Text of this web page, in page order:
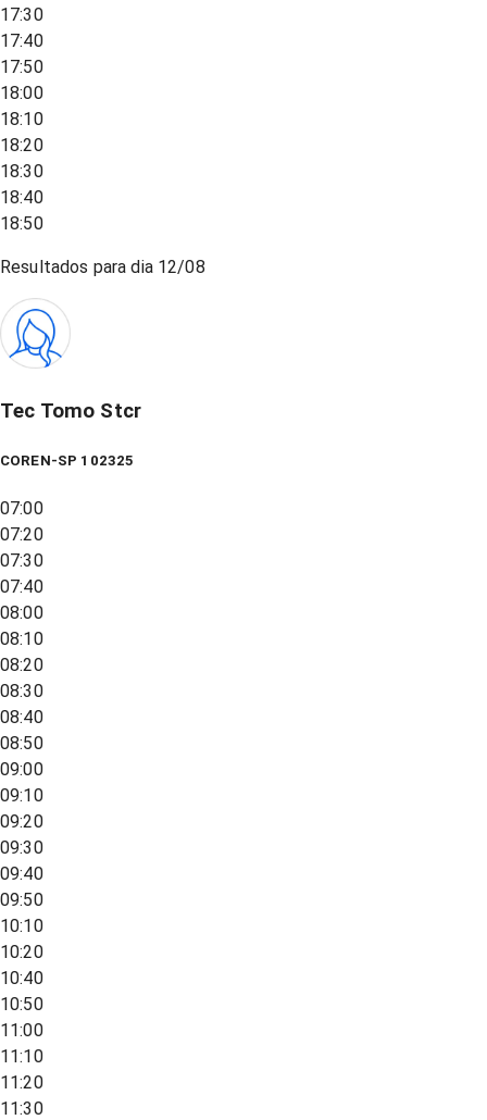
17:30
17:40
17:50
18:00
18:10
18:20
18:30
18:40
18:50
Resultados para dia 12/08
Tec Tomo Stcr
COREN-SP 102325
07:00
07:20
07:30
07:40
08:00
08:10
08:20
08:30
08:40
08:50
09:00
09:10
09:20
09:30
09:40
09:50
10:10
10:20
10:40
10:50
11:00
11:10
11:20
11:30